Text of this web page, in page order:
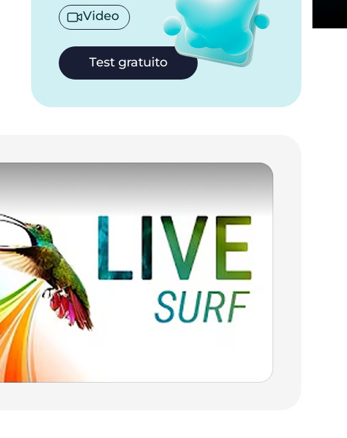
Video
Test gratuito